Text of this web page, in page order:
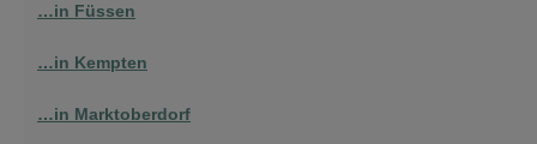
…in Füssen
…in Kempten
…in Marktoberdorf